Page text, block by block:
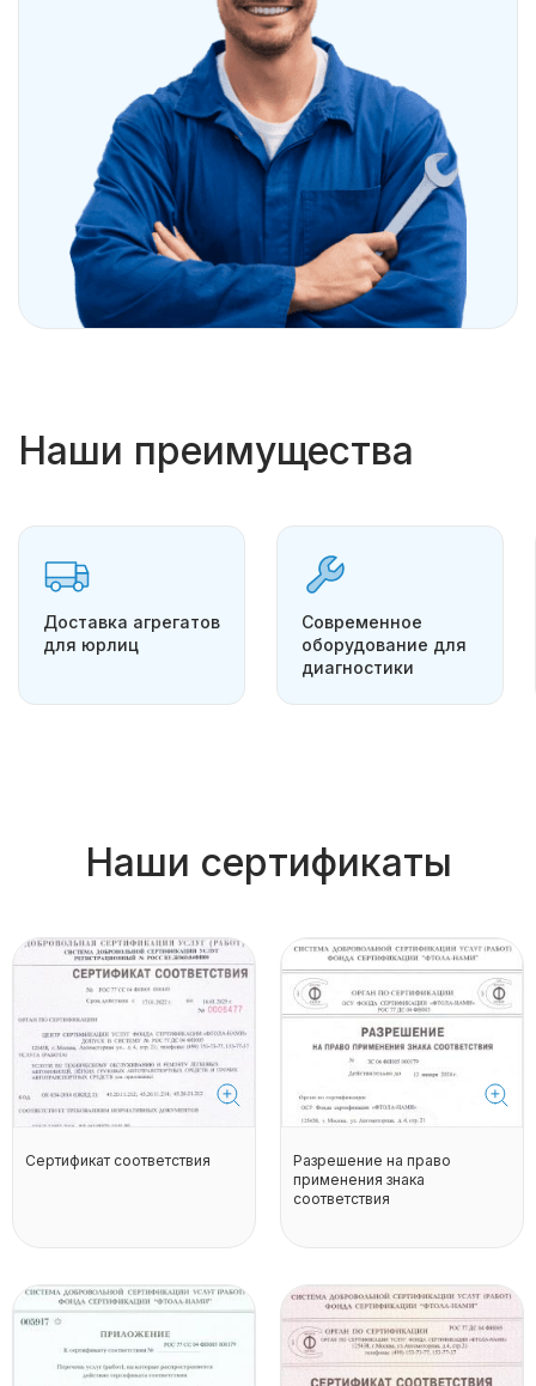
Наши преимущества
Доставка агрегатов
для юрлиц
Современное
оборудование для
диагностики
Наши сертификаты
Сертификат соответствия
Разрешение на право
применения знака
соответствия